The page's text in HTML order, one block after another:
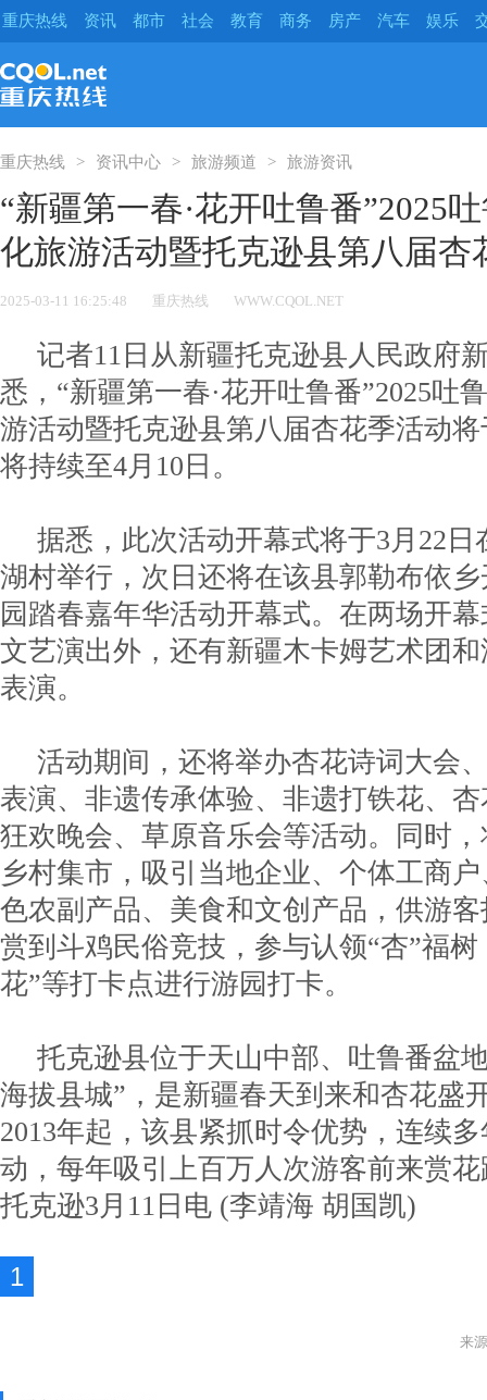
重庆热线 资讯 都市 社会 教育 商务 房产 汽车 娱乐
重庆热线 资讯中心 旅游频道 旅游资讯
“新疆第一春·花开吐鲁番”2025
化旅游活动暨托克逊县第八届杏
2025-03-11 16:25:48 重庆热线 WWW.CQOL.NET
记者11日从新疆托克逊县人民政府
悉，“新疆第一春·花开吐鲁番”2025吐
游活动暨托克逊县第八届杏花季活动
将持续至4月10日。
据悉，此次活动开幕式将于3月22
湖村举行，次日还将在该县郭勒布依
园踏春嘉年华活动开幕式。在两场开
文艺演出外，还有新疆木卡姆艺术团
表演。
活动期间，还将举办杏花诗词大会
表演、非遗传承体验、非遗打铁花、
狂欢晚会、草原音乐会等活动。同时
乡村集市，吸引当地企业、个体工商
色农副产品、美食和文创产品，供游
赏到斗鸡民俗竞技，参与认领“杏”福
花”等打卡点进行游园打卡。
托克逊县位于天山中部、吐鲁番盆
海拔县城”，是新疆春天到来和杏花盛
2013年起，该县紧抓时令优势，连续
动，每年吸引上百万人次游客前来赏
托克逊3月11日电 (李靖海 胡国凯)
1
来